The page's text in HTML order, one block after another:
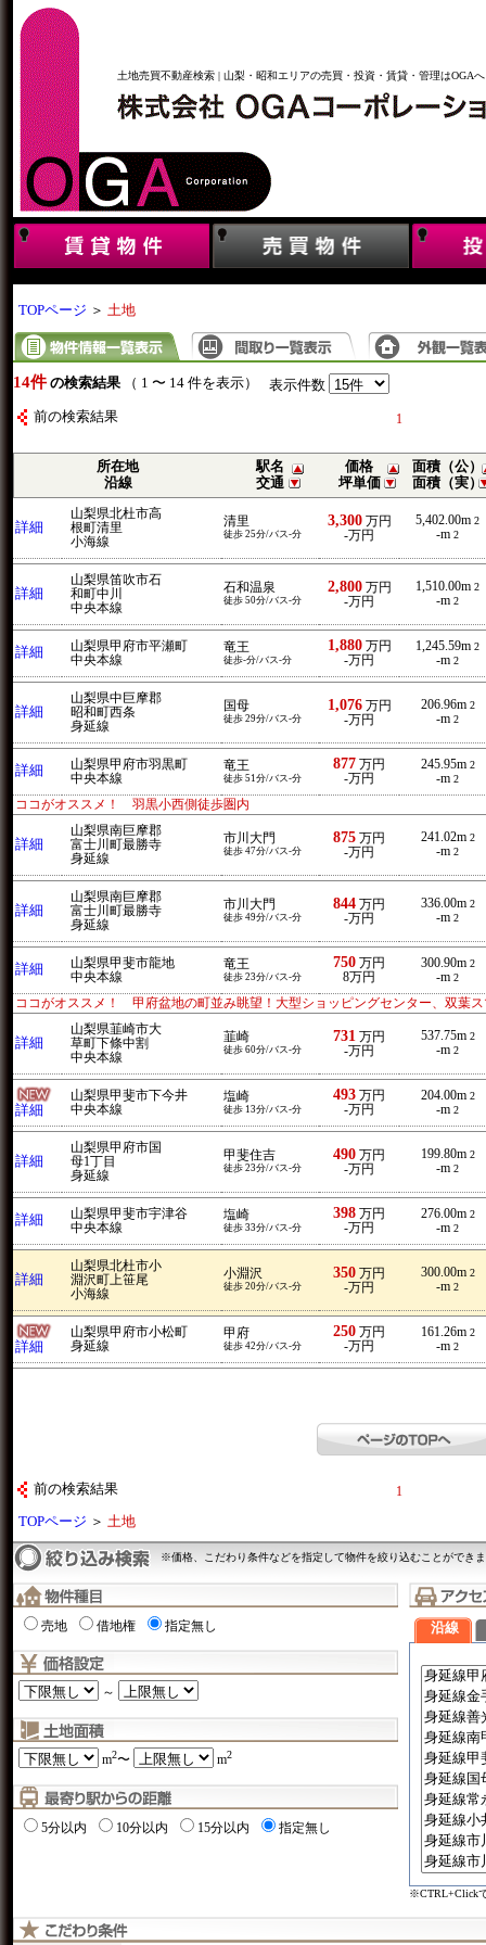
土地売買不動産検索 | 山梨・昭和エリアの売買・投資・賃貸・管理はOGAへ
TOPページ ＞ 土地
14件 の検索結果 （ 1 〜 14 件を表示） 表示件数
前の検索結果 1
所在地
沿線
駅名
交通
価格
坪単価
面積（公）
面積（実）
詳細
山梨県北杜市高
根町清里
小海線
清里
徒歩 25分/バス-分
3,300万円
-万円
5,402.00m 2
-m 2
詳細
山梨県笛吹市石
和町中川
中央本線
石和温泉
徒歩 50分/バス-分
2,800万円
-万円
1,510.00m 2
-m 2
詳細
山梨県甲府市平瀬町
中央本線
竜王
徒歩-分/バス-分
1,880万円
-万円
1,245.59m 2
-m 2
詳細
山梨県中巨摩郡
昭和町西条
身延線
国母
徒歩 29分/バス-分
1,076万円
-万円
206.96m 2
-m 2
詳細
山梨県甲府市羽黒町
中央本線
竜王
徒歩 51分/バス-分
877 万円
-万円
245.95m 2
-m 2
ココがオススメ！ 羽黒小西側徒歩圏内
詳細
山梨県南巨摩郡
富士川町最勝寺
身延線
市川大門
徒歩 47分/バス-分
875 万円
-万円
241.02m 2
-m 2
詳細
山梨県南巨摩郡
富士川町最勝寺
身延線
市川大門
徒歩 49分/バス-分
844 万円
-万円
336.00m 2
-m 2
詳細
山梨県甲斐市龍地
中央本線
竜王
徒歩 23分/バス-分
750 万円
8万円
300.90m 2
-m 2
ココがオススメ！ 甲府盆地の町並み眺望！大型ショッピングセンター、双葉
詳細
山梨県韮崎市大
草町下條中割
中央本線
韮崎
徒歩 60分/バス-分
731 万円
-万円
537.75m 2
-m 2
詳細
山梨県甲斐市下今井
中央本線
塩崎
徒歩 13分/バス-分
493 万円
-万円
204.00m 2
-m 2
詳細
山梨県甲府市国
母1丁目
身延線
甲斐住吉
徒歩 23分/バス-分
490 万円
-万円
199.80m 2
-m 2
詳細
山梨県甲斐市宇津谷
中央本線
塩崎
徒歩 33分/バス-分
398 万円
-万円
276.00m 2
-m 2
詳細
山梨県北杜市小
淵沢町上笹尾
小海線
小淵沢
徒歩 20分/バス-分
350 万円
-万円
300.00m 2
-m 2
詳細
山梨県甲府市小松町
身延線
甲府
徒歩 42分/バス-分
250 万円
-万円
161.26m 2
-m 2
前の検索結果 1
TOPページ ＞ 土地
※価格、こだわり条件などを指定して物件を絞り込むことができ
売地 借地権 指定無し
～
m2〜 m2
5分以内 10分以内 15分以内 指定無し
沿線
※CTRL+Click